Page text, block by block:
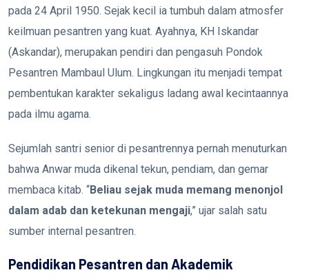
pada 24 April 1950. Sejak kecil ia tumbuh dalam atmosfer
keilmuan pesantren yang kuat. Ayahnya, KH Iskandar
(Askandar), merupakan pendiri dan pengasuh Pondok
Pesantren Mambaul Ulum. Lingkungan itu menjadi tempat
pembentukan karakter sekaligus ladang awal kecintaannya
pada ilmu agama.
Sejumlah santri senior di pesantrennya pernah menuturkan
bahwa Anwar muda dikenal tekun, pendiam, dan gemar
membaca kitab. “Beliau sejak muda memang menonjol
dalam adab dan ketekunan mengaji,” ujar salah satu
sumber internal pesantren.
Pendidikan Pesantren dan Akademik